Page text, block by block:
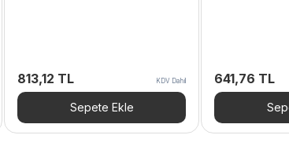
813,12 TL KDV Dahil
Sepete Ekle
641,76 TL